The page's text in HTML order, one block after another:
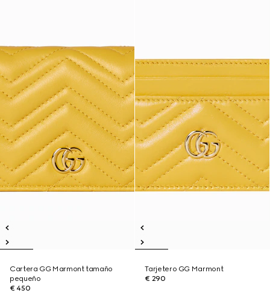
Cartera GG Marmont tamaño
pequeño
€ 450
Tarjetero GG Marmont
€ 290